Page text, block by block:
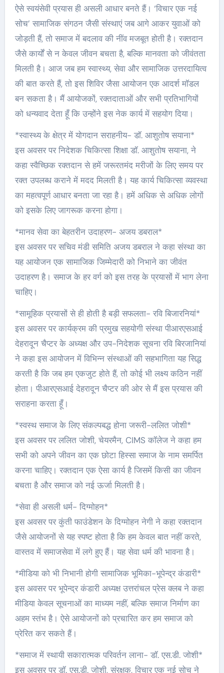
ऐसे स्वयंसेवी प्रयास ही असली आधार बनते हैं। ‘विचार एक नई
सोच’ सामाजिक संगठन जैसी संस्थाएं जब आगे आकर युवाओं को
जोड़ती हैं, तो समाज में बदलाव की नींव मजबूत होती है। रक्तदान
जैसे कार्यों से न केवल जीवन बचता है, बल्कि मानवता को जीवंतता
मिलती है। आज जब हम स्वास्थ्य, सेवा और सामाजिक उत्तरदायित्व
की बात करते हैं, तो इस शिविर जैसा आयोजन एक आदर्श मॉडल
बन सकता है। मैं आयोजकों, रक्तदाताओं और सभी प्रतिभागियों
को धन्यवाद देता हूँ कि उन्होंने इस नेक कार्य में सहयोग दिया।
*स्वास्थ्य के क्षेत्र में योगदान सराहनीय- डॉ. आशुतोष सयाना*
इस अवसर पर निदेशक चिकित्सा शिक्षा डॉ. आशुतोष सयाना, ने
कहा स्वैच्छिक रक्तदान से हमें जरूरतमंद मरीजों के लिए समय पर
रक्त उपलब्ध कराने में मदद मिलती है। यह कार्य चिकित्सा व्यवस्था
का महत्वपूर्ण आधार बनता जा रहा है। हमें अधिक से अधिक लोगों
को इसके लिए जागरूक करना होगा।
*मानव सेवा का बेहतरीन उदाहरण- अजय डबराल*
इस अवसर पर सचिव मंडी समिति अजय डबराल ने कहा संस्था का
यह आयोजन एक सामाजिक जिम्मेदारी को निभाने का जीवंत
उदाहरण है। समाज के हर वर्ग को इस तरह के प्रयासों में भाग लेना
चाहिए।
*सामूहिक प्रयासों से ही होती है बड़ी सफलता- रवि बिजारनियां*
इस अवसर पर कार्यक्रम की प्रमुख सहयोगी संस्था पीआरएसआई
देहरादून चैप्टर के अध्यक्ष और उप-निदेशक सूचना रवि बिरजानियां
ने कहा इस आयोजन में विभिन्न संस्थाओं की सहभागिता यह सिद्ध
करती है कि जब हम एकजुट होते हैं, तो कोई भी लक्ष्य कठिन नहीं
होता। पीआरएसआई देहरादून चैप्टर की ओर से मैं इस प्रयास की
सराहना करता हूँ।
*स्वस्थ समाज के लिए संकल्पबद्ध होना जरूरी-ललित जोशी*
इस अवसर पर ललित जोशी, चेयरमैन, CIMS कॉलेज ने कहा हम
सभी को अपने जीवन का एक छोटा हिस्सा समाज के नाम समर्पित
करना चाहिए। रक्तदान एक ऐसा कार्य है जिसमें किसी का जीवन
बचता है और समाज को नई ऊर्जा मिलती है।
*सेवा ही असली धर्म- दिग्मोहन*
इस अवसर पर कुंती फाउंडेशन के दिग्मोहन नेगी ने कहा रक्तदान
जैसे आयोजनों से यह स्पष्ट होता है कि हम केवल बात नहीं करते,
वास्तव में समाजसेवा में लगे हुए हैं। यह सेवा धर्म की भावना है।
*मीडिया को भी निभानी होगी सामाजिक भूमिका-भूपेन्द्र कंडारी*
इस अवसर पर भूपेन्द्र कंडारी अध्यक्ष उत्तरांचल प्रेस क्लब ने कहा
मीडिया केवल सूचनाओं का माध्यम नहीं, बल्कि समाज निर्माण का
अहम स्तंभ है। ऐसे आयोजनों को प्रचारित कर हम समाज को
प्रेरित कर सकते हैं।
*समाज में स्थायी सकारात्मक परिवर्तन लाना- डॉ. एस.डी. जोशी*
इस अवसर पर डॉ. एस.डी. जोशी, संरक्षक, विचार एक नई सोच ने